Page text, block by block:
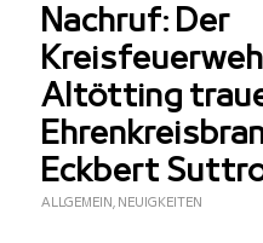
Nachruf: Der
Altötting
Eckbert
ALLGEMEIN, NEUIGKEITEN